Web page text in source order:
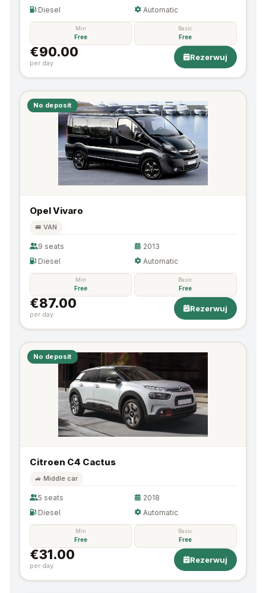
Diesel
Automatic
Min
Free
Basic
Free
€90.00
per day
Rezerwuj
No deposit
Opel Vivaro
🚐 VAN
9 seats
2013
Diesel
Automatic
Min
Free
Basic
Free
€87.00
per day
Rezerwuj
No deposit
Citroen C4 Cactus
🚙 Middle car
5 seats
2018
Diesel
Automatic
Min
Free
Basic
Free
€31.00
per day
Rezerwuj